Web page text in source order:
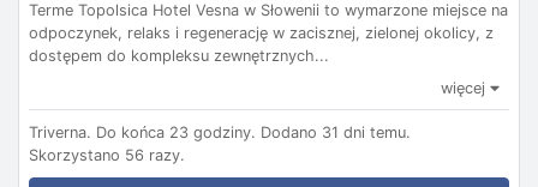
Terme Topolsica Hotel Vesna w Słowenii to wymarzone miejsce na
odpoczynek, relaks i regenerację w zacisznej, zielonej okolicy, z
dostępem do kompleksu zewnętrznych...
więcej
Triverna. Do końca 23 godziny. Dodano 31 dni temu.
Skorzystano 56 razy.